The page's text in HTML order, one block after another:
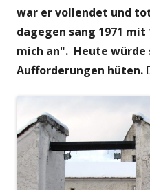
war er vollendet und
dagegen sang 1971 mit
mich an". Heute würde
Aufforderungen hüten.